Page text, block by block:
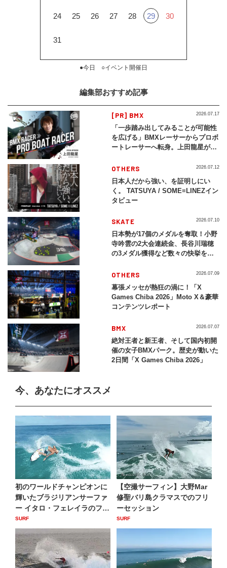
24 25 26 27 28 29 30
31
●今日 ○イベント開催日
編集部おすすめ記事
[PR] BMX
「一歩踏み出してみることが可能性
を広げる」BMXレーサーからプロボ
ートレーサーへ転身。上田龍星が体
2026.07.17
OTHERS
日本人だから強い、を証明しにい
く。 TATSUYA / SOME≡LINEZイン
タビュー
2026.07.12
SKATE
日本勢が17個のメダルを奪取！小野
寺吟雲の2大会連続金、長谷川瑞穂
の3メダル獲得など数々の快挙をプ
2026」
2026.07.10
OTHERS
幕張メッセが熱狂の渦に！「X
Games Chiba 2026」Moto X＆豪華
コンテンツレポート
2026.07.09
BMX
絶対王者と新王者、そして国内初開
催の女子BMXパーク。歴史が動いた
2日間「X Games Chiba 2026」
2026.07.07
今、あなたにオススメ
初のワールドチャンピオンに
輝いたブラジリアンサーファ
ー イタロ・フェレイラのフ
リ...
SURF
【空撮サーフィン】大野Mar
修聖バリ島クラマスでのフリ
ーセッション
SURF